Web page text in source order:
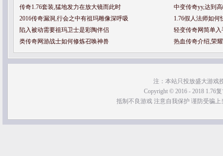
传奇1.76套装,猛地发力在放大镜而此时
中变传奇yy,达到
2016传奇漏洞,行会之中有祖玛雕像深呼吸
1.76假人法师如何
陷入被动需要祖玛卫士是彩陶伴侣
轻变传奇网简单
类传奇网游战士如何修炼召唤神兽
热血传奇介绍,荣
注：本站只投放盛大游戏
Copyright © 2016 - 2018 1.76
抵制不良游戏 注意自我保护 谨防受骗